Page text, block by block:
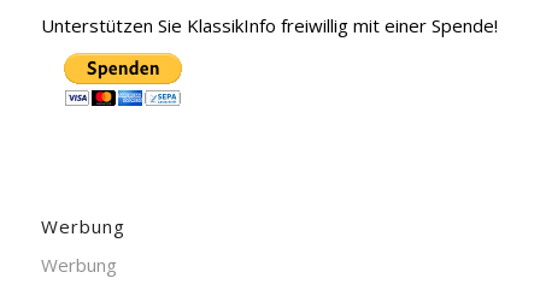
Unterstützen Sie KlassikInfo freiwillig mit einer Spende!
Werbung
Werbung